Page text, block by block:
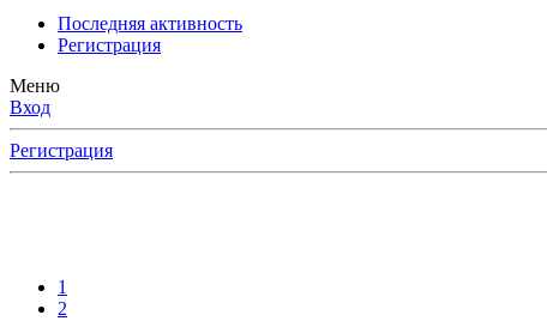
Последняя активность
Регистрация
Меню
Вход
Регистрация
1
2